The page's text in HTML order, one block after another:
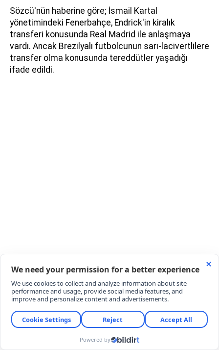
Sözcü'nün haberine göre; İsmail Kartal
yönetimindeki Fenerbahçe, Endrick'in kiralık
transferi konusunda Real Madrid ile anlaşmaya
vardı. Ancak Brezilyalı futbolcunun sarı-lacivertlilere
transfer olma konusunda tereddütler yaşadığı
ifade edildi.
21 maçta 8 gol ve 7 asistlik skor katkısı verdi.
YORUMLAR
YORUM YAZ